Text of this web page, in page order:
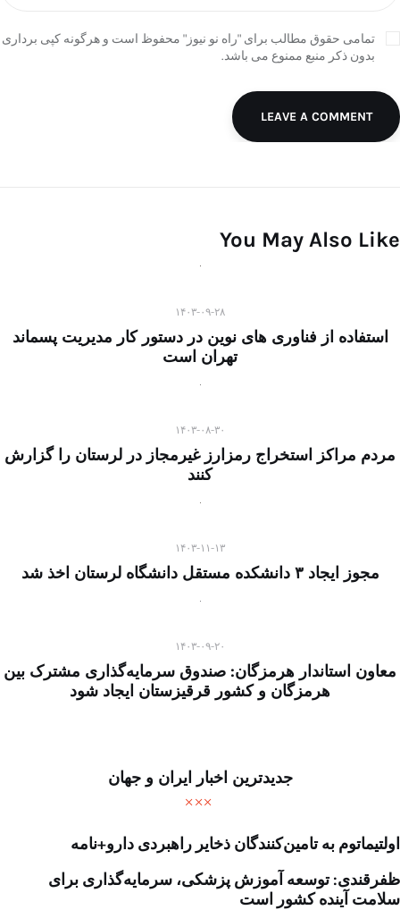
تمامی حقوق مطالب برای "راه نو نیوز" محفوظ است و هرگونه کپی برداری
بدون ذکر منبع ممنوع می باشد.
LEAVE A COMMENT
You May Also Like
۱۴۰۳-۰۹-۲۸
استفاده از فناوری های نوین در دستور کار مدیریت پسماند
تهران است
۱۴۰۳-۰۸-۳۰
مردم مراکز استخراج رمزارز غیرمجاز در لرستان را گزارش
کنند
۱۴۰۳-۱۱-۱۳
مجوز ایجاد ۳ دانشکده مستقل دانشگاه لرستان اخذ شد
۱۴۰۳-۰۹-۲۰
معاون استاندار هرمزگان: صندوق سرمایه‌گذاری مشترک بین
هرمزگان و کشور قرقیزستان ایجاد شود
جدیدترین اخبار ایران و جهان
اولتیماتوم به تامین‌کنندگان ذخایر راهبردی دارو+نامه
ظفرقندی: توسعه آموزش پزشکی، سرمایه‌گذاری برای
سلامت آینده کشور است